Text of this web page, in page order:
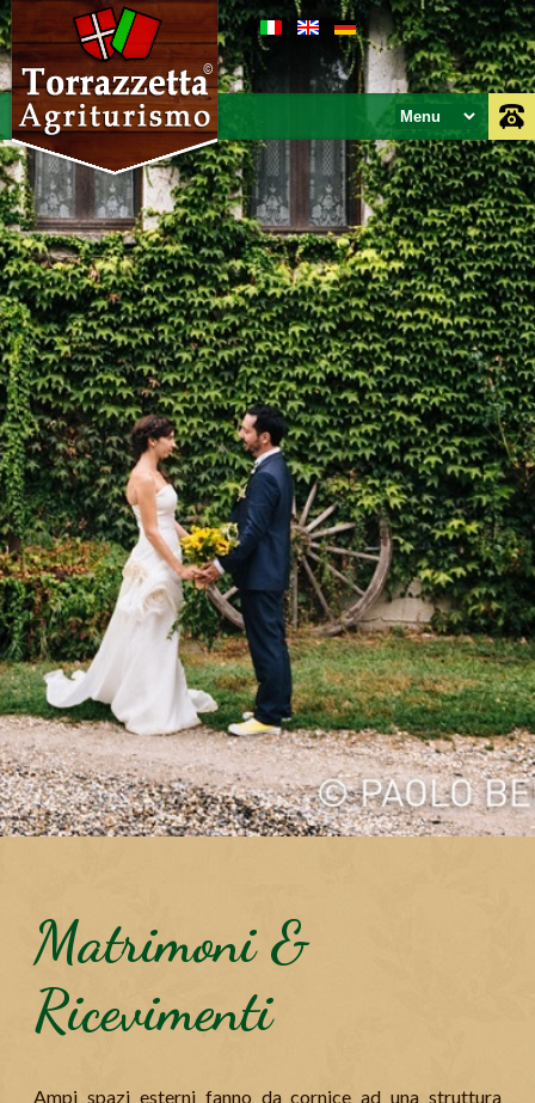
Matrimoni &
Ricevimenti
Ampi spazi esterni fanno da cornice ad una struttura